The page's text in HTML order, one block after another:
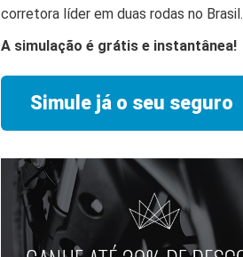
corretora líder em duas rodas no Brasil.
A simulação é grátis e instantânea!
Simule já o seu seguro